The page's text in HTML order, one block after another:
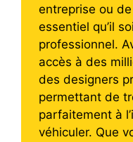
entreprise ou
essentiel qu’il
professionnel.
accès à des
des designers
permettant de
parfaitement à
véhiculer. Que